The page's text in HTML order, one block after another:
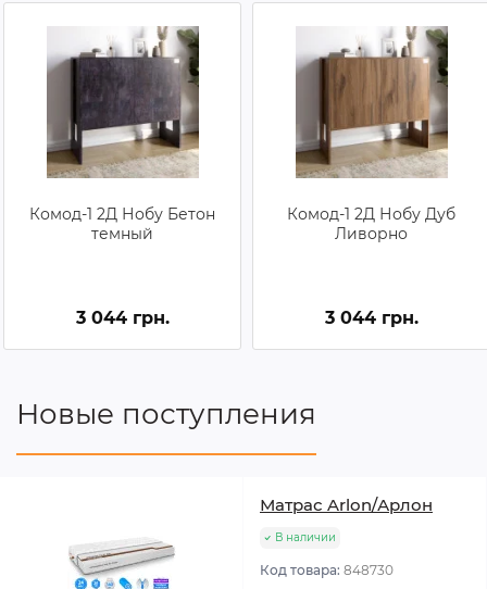
Комод-1 2Д Нобу Бетон
темный
3 044 грн.
Комод-1 2Д Нобу Дуб
Ливорно
3 044 грн.
Новые поступления
Матрас Arlon/Арлон
В наличии
Код товара: 848730